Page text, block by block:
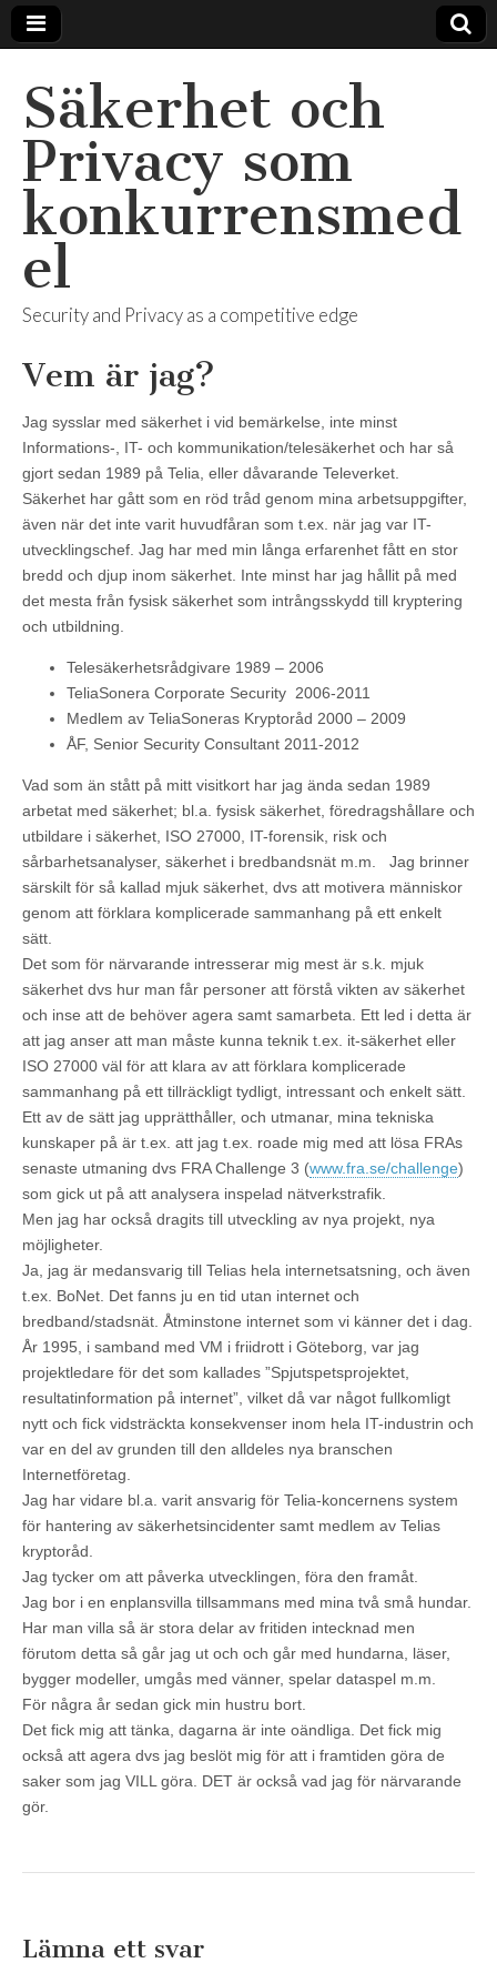
Säkerhet och
Privacy som
konkurrensmed
el
Security and Privacy as a competitive edge
Vem är jag?
Jag sysslar med säkerhet i vid bemärkelse, inte minst
Informations-, IT- och kommunikation/telesäkerhet och har så
gjort sedan 1989 på Telia, eller dåvarande Televerket.
Säkerhet har gått som en röd tråd genom mina arbetsuppgifter,
även när det inte varit huvudfåran som t.ex. när jag var IT-
utvecklingschef. Jag har med min långa erfarenhet fått en stor
bredd och djup inom säkerhet. Inte minst har jag hållit på med
det mesta från fysisk säkerhet som intrångsskydd till kryptering
och utbildning.
Telesäkerhetsrådgivare 1989 – 2006
TeliaSonera Corporate Security 2006-2011
Medlem av TeliaSoneras Kryptoråd 2000 – 2009
ÅF, Senior Security Consultant 2011-2012
Vad som än stått på mitt visitkort har jag ända sedan 1989
arbetat med säkerhet; bl.a. fysisk säkerhet, föredragshållare och
utbildare i säkerhet, ISO 27000, IT-forensik, risk och
sårbarhetsanalyser, säkerhet i bredbandsnät m.m. Jag brinner
särskilt för så kallad mjuk säkerhet, dvs att motivera människor
genom att förklara komplicerade sammanhang på ett enkelt
sätt.
Det som för närvarande intresserar mig mest är s.k. mjuk
säkerhet dvs hur man får personer att förstå vikten av säkerhet
och inse att de behöver agera samt samarbeta. Ett led i detta är
att jag anser att man måste kunna teknik t.ex. it-säkerhet eller
ISO 27000 väl för att klara av att förklara komplicerade
sammanhang på ett tillräckligt tydligt, intressant och enkelt sätt.
Ett av de sätt jag upprätthåller, och utmanar, mina tekniska
kunskaper på är t.ex. att jag t.ex. roade mig med att lösa FRAs
senaste utmaning dvs FRA Challenge 3 (www.fra.se/challenge)
som gick ut på att analysera inspelad nätverkstrafik.
Men jag har också dragits till utveckling av nya projekt, nya
möjligheter.
Ja, jag är medansvarig till Telias hela internetsatsning, och även
t.ex. BoNet. Det fanns ju en tid utan internet och
bredband/stadsnät. Åtminstone internet som vi känner det i dag.
År 1995, i samband med VM i friidrott i Göteborg, var jag
projektledare för det som kallades ”Spjutspetsprojektet,
resultatinformation på internet”, vilket då var något fullkomligt
nytt och fick vidsträckta konsekvenser inom hela IT-industrin och
var en del av grunden till den alldeles nya branschen
Internetföretag.
Jag har vidare bl.a. varit ansvarig för Telia-koncernens system
för hantering av säkerhetsincidenter samt medlem av Telias
kryptoråd.
Jag tycker om att påverka utvecklingen, föra den framåt.
Jag bor i en enplansvilla tillsammans med mina två små hundar.
Har man villa så är stora delar av fritiden intecknad men
förutom detta så går jag ut och och går med hundarna, läser,
bygger modeller, umgås med vänner, spelar dataspel m.m.
För några år sedan gick min hustru bort.
Det fick mig att tänka, dagarna är inte oändliga. Det fick mig
också att agera dvs jag beslöt mig för att i framtiden göra de
saker som jag VILL göra. DET är också vad jag för närvarande
gör.
Lämna ett svar